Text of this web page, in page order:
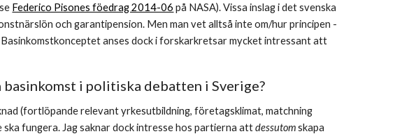
Federico Pisones föedrag 2014-06 på NASA). Vissa inslag i det svenska
och garantipension. Men man vet alltså inte om/hur principen -
anses dock i forskarkretsar mycket intressant att
i politiska debatten i Sverige?
(fortlöpande relevant yrkesutbildning, företagsklimat, matchning
fungera. Jag saknar dock intresse hos partierna att dessutom skapa